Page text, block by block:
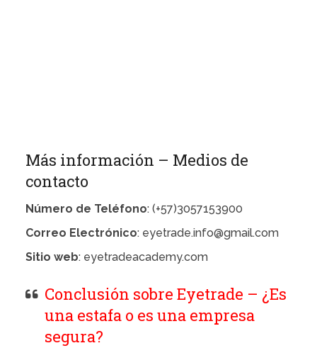
Más información – Medios de
contacto
Número de Teléfono: (+57)3057153900
Correo Electrónico: eyetrade.info@gmail.com
Sitio web: eyetradeacademy.com
Conclusión sobre Eyetrade – ¿Es
una estafa o es una empresa
segura?